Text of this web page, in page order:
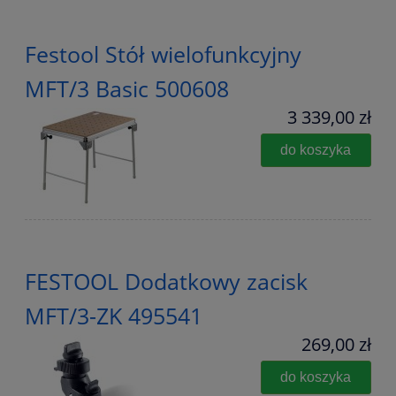
Festool Stół wielofunkcyjny
MFT/3 Basic 500608
3 339,00 zł
do koszyka
FESTOOL Dodatkowy zacisk
MFT/3-ZK 495541
269,00 zł
do koszyka